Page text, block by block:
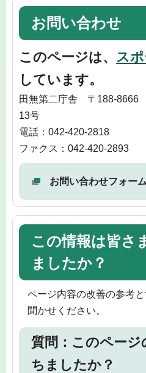
お問い合わせ
このページは、 ス
しています。
田無第二庁舎 〒188-8666
13号
電話：042-420-2818
ファクス：042-420-2893
お問い合わせフォー
この情報は皆さ
ましたか？
ページ内容の改善の参考
聞かせください。
質問：このページ
ちましたか？